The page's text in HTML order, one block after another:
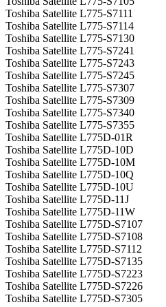
Toshiba Satellite L775-S7111
Toshiba Satellite L775-S7114
Toshiba Satellite L775-S7130
Toshiba Satellite L775-S7241
Toshiba Satellite L775-S7243
Toshiba Satellite L775-S7245
Toshiba Satellite L775-S7307
Toshiba Satellite L775-S7309
Toshiba Satellite L775-S7340
Toshiba Satellite L775-S7355
Toshiba Satellite L775D-01R
Toshiba Satellite L775D-10D
Toshiba Satellite L775D-10M
Toshiba Satellite L775D-10Q
Toshiba Satellite L775D-10U
Toshiba Satellite L775D-11J
Toshiba Satellite L775D-11W
Toshiba Satellite L775D-S7107
Toshiba Satellite L775D-S7108
Toshiba Satellite L775D-S7112
Toshiba Satellite L775D-S7135
Toshiba Satellite L775D-S7223
Toshiba Satellite L775D-S7226
Toshiba Satellite L775D-S7305